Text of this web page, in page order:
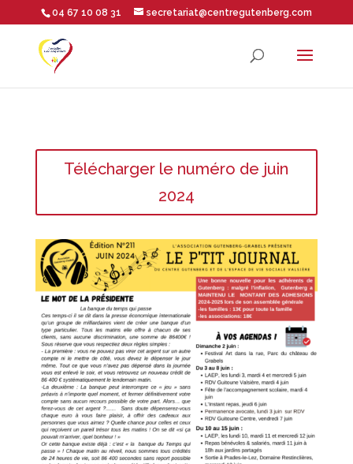
Ouvrir la barre d’outils
04 67 10 08 31 secretariat@centregutenberg.com
Télécharger le numéro de juin
2024